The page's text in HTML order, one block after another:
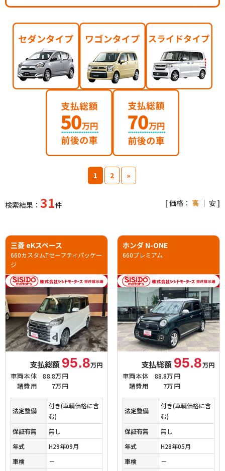
1 2 »
検索結果： 31件 [ 価格： 高 ｜ 安]
三菱 eKスペース
660カスタムTセーフティパッケー
ジ
支払総額 95.8万円
車両本体
88.8万円
諸費用
7万円
法定整備
付き(車輌価格に含
む)
保証有無
無し
年式
H29年09月
車検
－
ホンダ N-ONE
660プレミアム
支払総額 95.8万円
車両本体
88.8万円
諸費用
7万円
法定整備
付き(車輌価格に含
む)
保証有無
無し
年式
H28年05月
車検
－